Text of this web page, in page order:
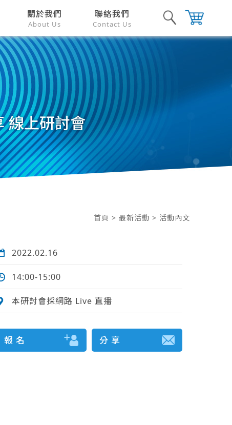
關於我們
About Us
聯絡我們
Contact Us
線上研討會
首頁 > 最新活動 > 活動內文
2022.02.16
14:00-15:00
本研討會採網路 Live 直播
報 名 分 享